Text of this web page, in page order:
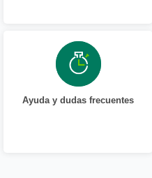
Ayuda y dudas frecuentes